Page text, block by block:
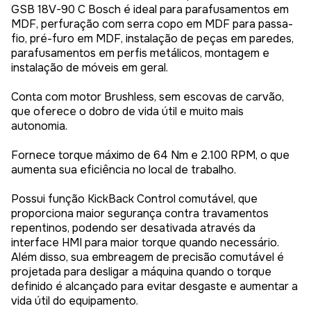
GSB 18V-90 C Bosch é ideal para parafusamentos em
MDF, perfuração com serra copo em MDF para passa-
fio, pré-furo em MDF, instalação de peças em paredes,
parafusamentos em perfis metálicos, montagem e
instalação de móveis em geral.
Conta com motor Brushless, sem escovas de carvão,
que oferece o dobro de vida útil e muito mais
autonomia.
Fornece torque máximo de 64 Nm e 2.100 RPM, o que
aumenta sua eficiência no local de trabalho.
Possui função KickBack Control comutável, que
proporciona maior segurança contra travamentos
repentinos, podendo ser desativada através da
interface HMI para maior torque quando necessário.
Além disso, sua embreagem de precisão comutável é
projetada para desligar a máquina quando o torque
definido é alcançado para evitar desgaste e aumentar a
vida útil do equipamento.